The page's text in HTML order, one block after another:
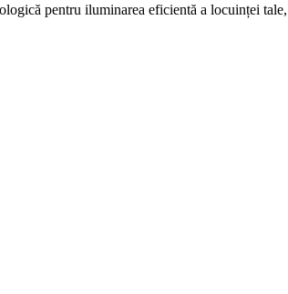
pentru iluminarea eficientă a locuinței